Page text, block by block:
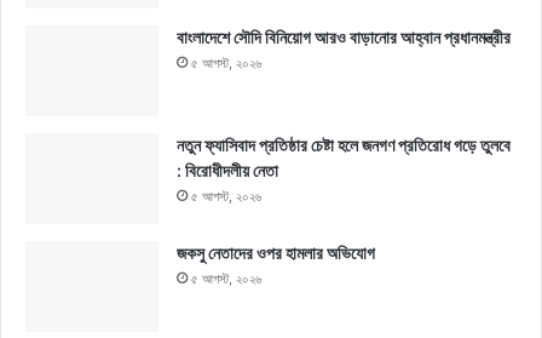
বাংলাদেশে সৌদি বিনিয়োগ আরও বাড়ানোর আহ্বান প্রধানমন্ত্রীর
৫ আগস্ট, ২০২৬
নতুন ফ্যাসিবাদ প্রতিষ্ঠার চেষ্টা হলে জনগণ প্রতিরোধ গড়ে তুলবে
: বিরোধীদলীয় নেতা
৫ আগস্ট, ২০২৬
জকসু নেতাদের ওপর হামলার অভিযোগ
৫ আগস্ট, ২০২৬